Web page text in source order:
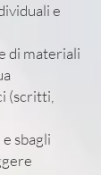
e
di materiali
(scritti,
sbagli